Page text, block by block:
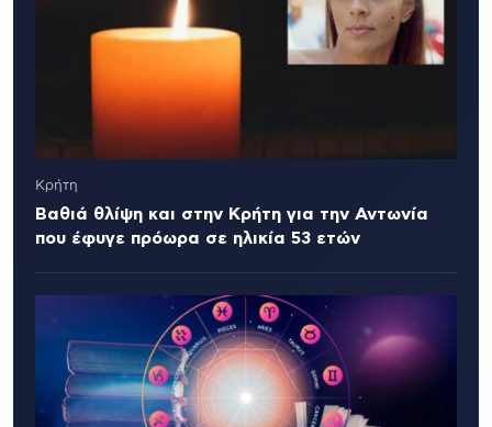
Κρήτη
Βαθιά θλίψη και στην Κρήτη για την Αντωνία
που έφυγε πρόωρα σε ηλικία 53 ετών